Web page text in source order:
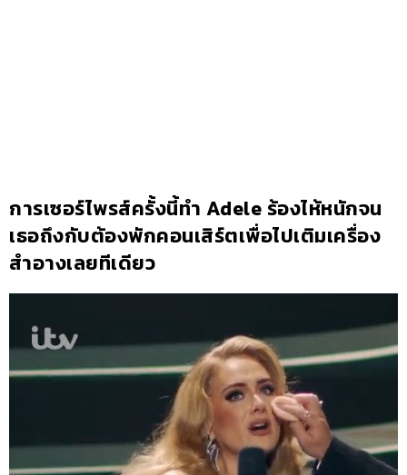
การเซอร์ไพรส์ครั้งนี้ทำ Adele ร้องไห้หนักจน
เธอถึงกับต้องพักคอนเสิร์ตเพื่อไปเติมเครื่อง
สำอางเลยทีเดียว